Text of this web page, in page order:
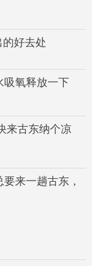
的好去处
吸氧释放一下
来古东纳个凉
来一趟古东，